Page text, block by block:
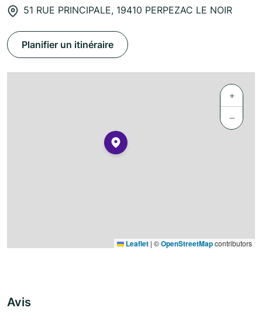
51 RUE PRINCIPALE, 19410 PERPEZAC LE NOIR
Planifier un itinéraire
+
−
Leaflet | ©OpenStreetMapcontributors
Avis